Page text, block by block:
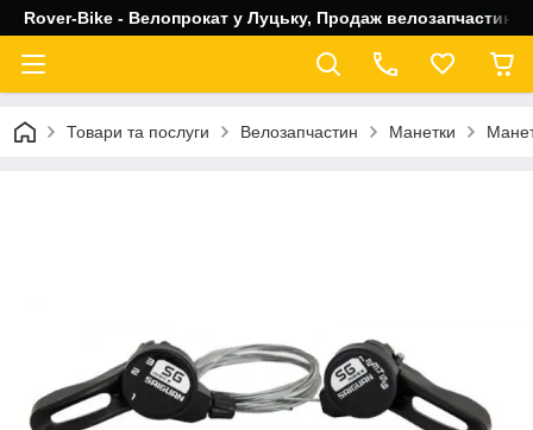
Rover-Bike - Велопрокат у Луцьку, Продаж велозапчастин,
Товари та послуги Велозапчастин Манетки